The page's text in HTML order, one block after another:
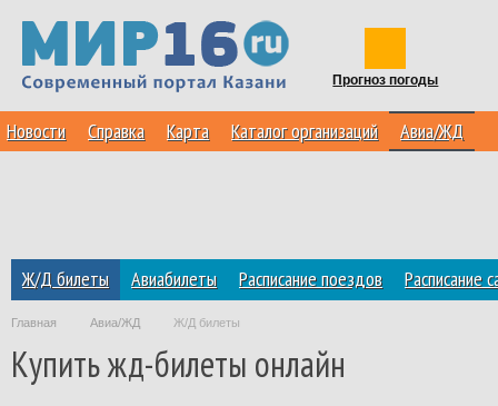
Прогноз погоды
Новости Справка Карта Каталог организаций Авиа/ЖД
Ж/Д билеты Авиабилеты Расписание поездов Расписание
Главная Авиа/ЖД Ж/Д билеты
Купить жд-билеты онлайн